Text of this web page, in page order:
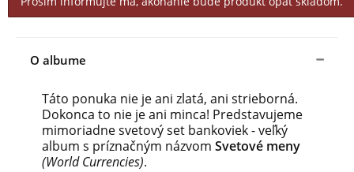
O albume
Táto ponuka nie je ani zlatá, ani strieborná.
Dokonca to nie je ani minca! Predstavujeme
mimoriadne svetový set bankoviek - veľký
album s príznačným názvom Svetové meny
(World Currencies).